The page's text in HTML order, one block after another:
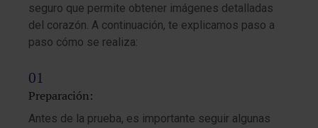
seguro que permite obtener imágenes detalladas
del corazón. A continuación, te explicamos paso a
paso cómo se realiza:
Preparación:
Antes de la prueba, es importante seguir algunas